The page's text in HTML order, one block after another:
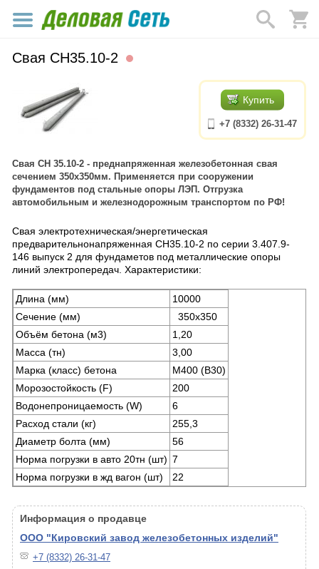
Свая СН35.10-2
Купить
+7 (8332) 26-31-47
Свая СН 35.10-2 - преднапряженная железобетонная свая
сечением 350х350мм. Применяется при сооружении
фундаментов под стальные опоры ЛЭП. Отгрузка
автомобильным и железнодорожным транспортом по РФ!
Свая электротехническая/энергетическая
предварительнонапряженная СН35.10-2 по серии 3.407.9-
146 выпуск 2 для фундаметов под металлические опоры
линий электропередач. Характеристики:
Длина (мм)
10000
Сечение (мм)
350х350
Объём бетона (м3)
1,20
Масса (тн)
3,00
Марка (класс) бетона
М400 (В30)
Морозостойкость (F)
200
Водонепроницаемость (W)
6
Расход стали (кг)
255,3
Диаметр болта (мм)
56
Норма погрузки в авто 20тн (шт) 7
Норма погрузки в жд вагон (шт)
22
Информация о продавце
ООО "Кировский завод железобетонных изделий"
+7 (8332) 26-31-47